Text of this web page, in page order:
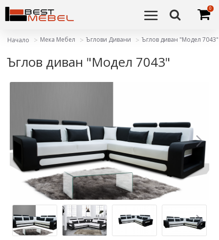
0
Начало Мека Мебел Ъглови Дивани Ъглов диван "Модел 7043"
Ъглов диван "Модел 7043"